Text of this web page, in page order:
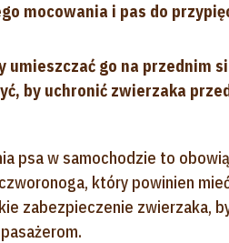
mocowania i pas do
umieszczać go na przednim
by uchronić zwierzaka
psa w samochodzie to
który powinien
zabezpieczenie zwierzaka,